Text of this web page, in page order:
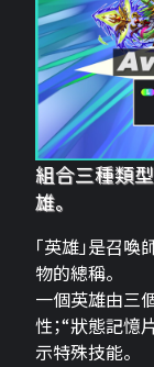
組合三種類
雄。
「英雄」是召
物的總稱。
一個英雄由三
性；“狀態記憶
示特殊技能。